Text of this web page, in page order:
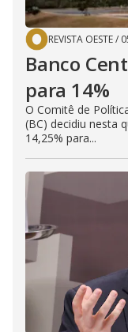
REVISTA OESTE/
Banco
para 14%
O Comitê de
(BC) decidiu nesta
14,25% para...